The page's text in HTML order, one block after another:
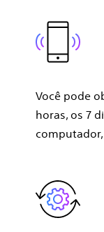
Você pode
horas, os 7